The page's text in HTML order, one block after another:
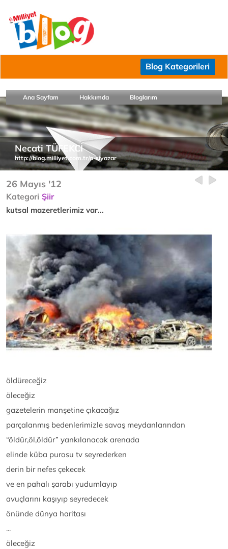
Blog Kategorileri
Ana Sayfam Hakkımda Bloglarım
Necati TÜFEKCİ
http://blog.milliyet.com.tr/a-siyazar
26 Mayıs '12
Kategori Şiir
kutsal mazeretlerimiz var...
öldüreceğiz
öleceğiz
gazetelerin manşetine çıkacağız
parçalanmış bedenlerimizle savaş meydanlarından
“öldür,öl,öldür” yankılanacak arenada
elinde küba purosu tv seyrederken
derin bir nefes çekecek
ve en pahalı şarabı yudumlayıp
avuçlarını kaşıyıp seyredecek
önünde dünya haritası
...
öleceğiz